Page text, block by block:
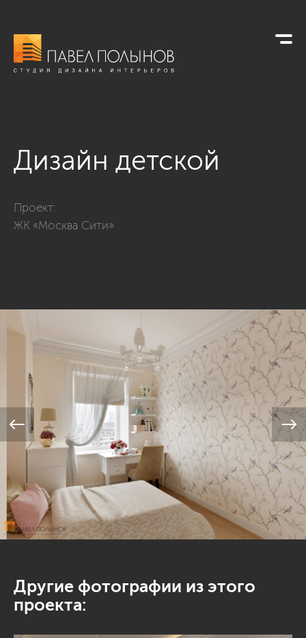
Дизайн детской
Проект:
ЖК «Москва Сити»
Другие фотографии из этого
проекта: